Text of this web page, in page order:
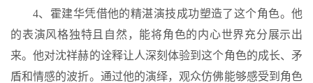
4、霍建华凭借他的精湛演技成功塑造了这个角色。他
的表演风格独特且自然，能将角色的内心世界充分展示出
来。他对沈祥赫的诠释让人深刻体验到这个角色的成长、矛
盾和情感的波折。通过他的演绎，观众仿佛能够感受到角色